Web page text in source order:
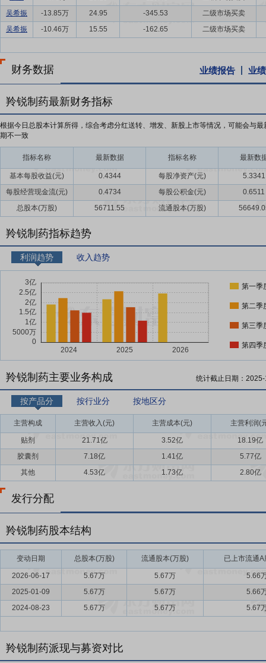
吴希振
-13.85万 24.95 -345.53
二级市场买卖
吴希振
-10.46万 15.55 -162.65 二级市场买卖
财务数据 业绩报告 业
羚锐制药最新财务指标
根据今日总股本计算所得，综合考虑分红送转、增发、新股上市等情况，可能会与最
期不一致
指标名称 最新数据 指标名称 最新数
基本每股收益(元) 0.4344 每股净资产(元)
5.3341
每股经营现金流(元)
0.4734 每股公积金(元)
0.6511
总股本(万股)
56711.55 流通股本(万股)
羚锐制药指标趋势
利润趋势 收入趋势
第一季
第二季
第三季
第四季
羚锐制药主要业务构成 统计截止日期：
按产品分 按行业分 按地区分
主营构成 主营收入(元) 主营成本(元) 主营利润(
贴剂 21.71亿 3.52亿
18.19亿
胶囊剂
7.18亿 1.41亿
5.77亿
其他
4.53亿 1.73亿 2.80亿
发行分配
羚锐制药股本结构
变动日期 总股本(万股) 流通股本(万股) 已上市流通A
2026-06-17 5.67万 5.67万
5.66
2025-01-09
5.67万 5.67万
5.66
2024-08-23
5.67万 5.67万 5.67
羚锐制药派现与募资对比